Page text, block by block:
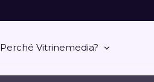
Perché Vitrinemedia?